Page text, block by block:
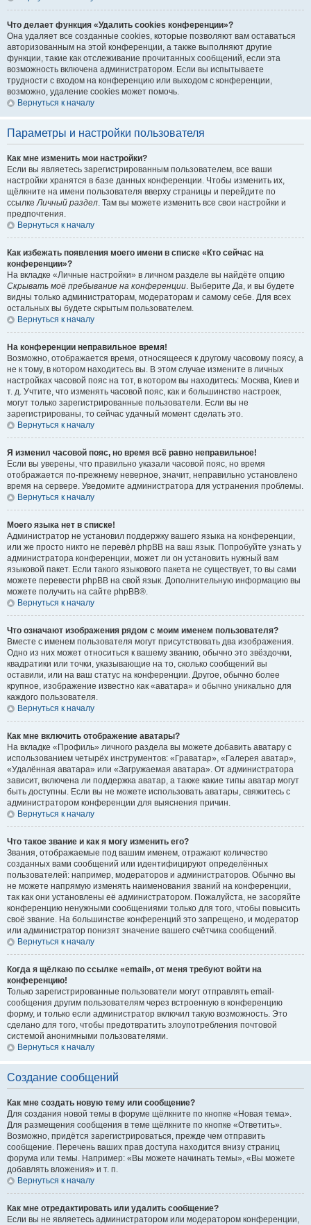
Что делает функция «Удалить cookies конференции»?
Она удаляет все созданные cookies, которые позволяют вам оставаться
авторизованным на этой конференции, а также выполняют другие
функции, такие как отслеживание прочитанных сообщений, если эта
возможность включена администратором. Если вы испытываете
трудности с входом на конференцию или выходом с конференции,
возможно, удаление cookies может помочь.
Вернуться к началу
Параметры и настройки пользователя
Как мне изменить мои настройки?
Если вы являетесь зарегистрированным пользователем, все ваши
настройки хранятся в базе данных конференции. Чтобы изменить их,
щёлкните на имени пользователя вверху страницы и перейдите по
ссылкеЛичный раздел. Там вы можете изменить все свои настройки и
предпочтения.
Вернуться к началу
Как избежать появления моего имени в списке «Кто сейчас на
конференции»?
На вкладке «Личные настройки» в личном разделе вы найдёте опцию
Скрывать моё пребывание на конференции. ВыберитеДа, и вы будете
видны только администраторам, модераторам и самому себе. Для всех
остальных вы будете скрытым пользователем.
Вернуться к началу
На конференции неправильное время!
Возможно, отображается время, относящееся к другому часовому поясу, а
не к тому, в котором находитесь вы. В этом случае измените в личных
настройках часовой пояс на тот, в котором вы находитесь: Москва, Киев и
т. д. Учтите, что изменять часовой пояс, как и большинство настроек,
могут только зарегистрированные пользователи. Если вы не
зарегистрированы, то сейчас удачный момент сделать это.
Вернуться к началу
Я изменил часовой пояс, но время всё равно неправильное!
Если вы уверены, что правильно указали часовой пояс, но время
отображается по-прежнему неверное, значит, неправильно установлено
время на сервере. Уведомите администратора для устранения проблемы.
Вернуться к началу
Моего языка нет в списке!
Администратор не установил поддержку вашего языка на конференции,
или же просто никто не перевёл phpBB на ваш язык. Попробуйте узнать у
администратора конференции, может ли он установить нужный вам
языковой пакет. Если такого языкового пакета не существует, то вы сами
можете перевести phpBB на свой язык. Дополнительную информацию вы
можете получить на сайте phpBB®.
Вернуться к началу
Что означают изображения рядом с моим именем пользователя?
Вместе с именем пользователя могут присутствовать два изображения.
Одно из них может относиться к вашему званию, обычно это звёздочки,
квадратики или точки, указывающие на то, сколько сообщений вы
оставили, или на ваш статус на конференции. Другое, обычно более
крупное, изображение известно как «аватара» и обычно уникально для
каждого пользователя.
Вернуться к началу
Как мне включить отображение аватары?
На вкладке «Профиль» личного раздела вы можете добавить аватару с
использованием четырёх инструментов: «Граватар», «Галерея аватар»,
«Удалённая аватара» или «Загружаемая аватара». От администратора
зависит, включена ли поддержка аватар, а также какие типы аватар могут
быть доступны. Если вы не можете использовать аватары, свяжитесь с
администратором конференции для выяснения причин.
Вернуться к началу
Что такое звание и как я могу изменить его?
Звания, отображаемые под вашим именем, отражают количество
созданных вами сообщений или идентифицируют определённых
пользователей: например, модераторов и администраторов. Обычно вы
не можете напрямую изменять наименования званий на конференции,
так как они установлены её администратором. Пожалуйста, не засоряйте
конференцию ненужными сообщениями только для того, чтобы повысить
своё звание. На большинстве конференций это запрещено, и модератор
или администратор понизят значение вашего счётчика сообщений.
Вернуться к началу
Когда я щёлкаю по ссылке «email», от меня требуют войти на
конференцию!
Только зарегистрированные пользователи могут отправлять email-
сообщения другим пользователям через встроенную в конференцию
форму, и только если администратор включил такую возможность. Это
сделано для того, чтобы предотвратить злоупотребления почтовой
системой анонимными пользователями.
Вернуться к началу
Создание сообщений
Как мне создать новую тему или сообщение?
Для создания новой темы в форуме щёлкните по кнопке «Новая тема».
Для размещения сообщения в теме щёлкните по кнопке «Ответить».
Возможно, придётся зарегистрироваться, прежде чем отправить
сообщение. Перечень ваших прав доступа находится внизу страниц
форума или темы. Например: «Вы можете начинать темы», «Вы можете
добавлять вложения» и т. п.
Вернуться к началу
Как мне отредактировать или удалить сообщение?
Если вы не являетесь администратором или модератором конференции,